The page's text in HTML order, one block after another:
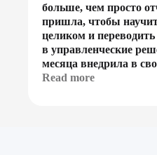
больше, чем просто
пришла, чтобы
целиком и
в управленческие
месяца внедрила в
систему мониторинга
Read more